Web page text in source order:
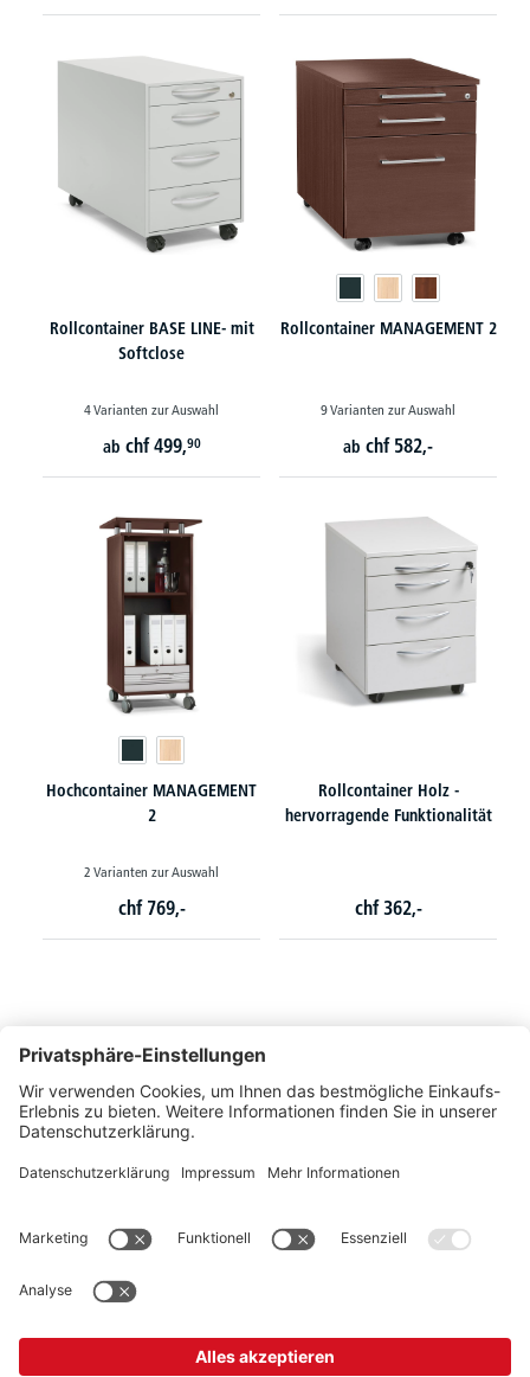
Rollcontainer BASE LINE- mit
Softclose
4 Varianten zur Auswahl
ab chf 499,90
Rollcontainer MANAGEMENT 2
9 Varianten zur Auswahl
ab chf 582,-
Hochcontainer MANAGEMENT
2
2 Varianten zur Auswahl
chf 769,-
Rollcontainer Holz -
hervorragende Funktionalität
chf 362,-
Montags bis Freitags von 08:30 - 17:00 Uhr
+41 44 240 / 11 55
+41 44 240 / 11 57
info@office-trade.ch
vergleichbare Institutionen.